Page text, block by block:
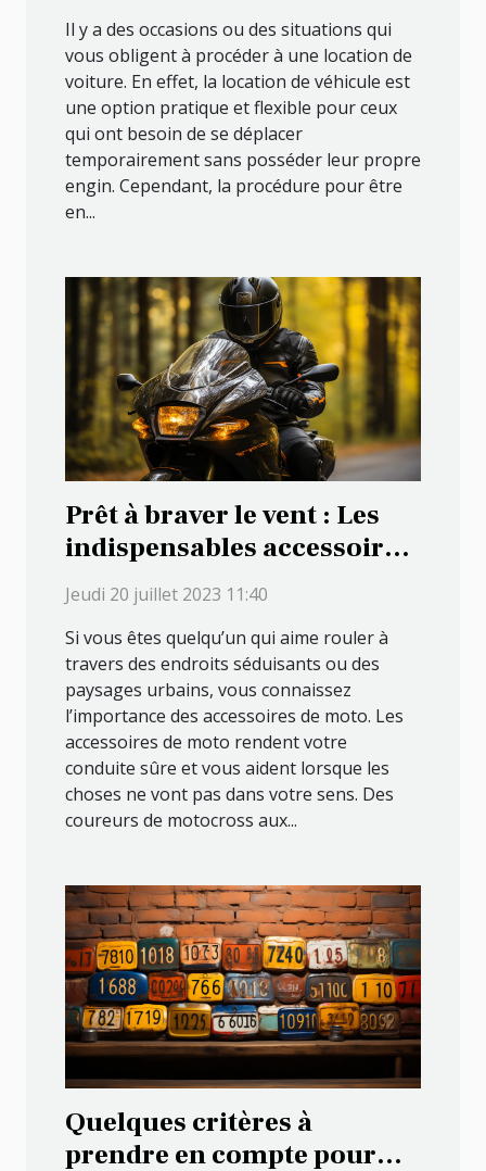
Il y a des occasions ou des situations qui
vous obligent à procéder à une location de
voiture. En effet, la location de véhicule est
une option pratique et flexible pour ceux
qui ont besoin de se déplacer
temporairement sans posséder leur propre
engin. Cependant, la procédure pour être
en...
Prêt à braver le vent : Les
indispensables accessoires
pour les motards
passionnés
Jeudi 20 juillet 2023 11:40
Si vous êtes quelqu’un qui aime rouler à
travers des endroits séduisants ou des
paysages urbains, vous connaissez
l’importance des accessoires de moto. Les
accessoires de moto rendent votre
conduite sûre et vous aident lorsque les
choses ne vont pas dans votre sens. Des
coureurs de motocross aux...
Quelques critères à
prendre en compte pour